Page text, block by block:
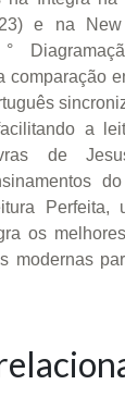
e na New
°
comparação
a
de
Perfeita,
os
modernas